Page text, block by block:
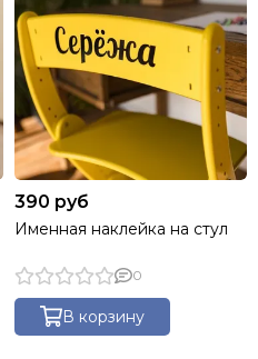
390 руб
Именная наклейка на стул
0
В корзину